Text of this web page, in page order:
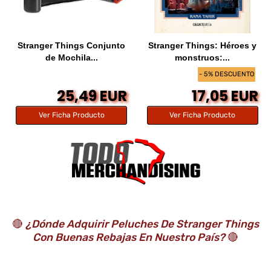
Stranger Things Conjunto
de Mochila...
25,49 EUR
Ver Ficha Producto
- 5% DESCUENTO
Stranger Things: Héroes y
monstruos:...
17,05 EUR
Ver Ficha Producto
🔴 ¿Dónde Adquirir Peluches De Stranger Things
Con Buenas Rebajas En Nuestro País?🔴